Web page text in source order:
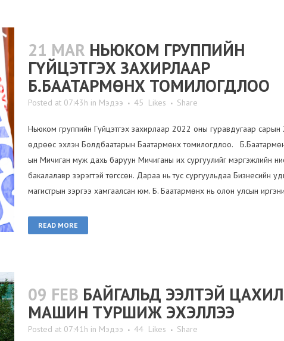
21 MAR НЬЮКОМ ГРУППИЙН
ГҮЙЦЭТГЭХ ЗАХИРЛААР
Б.БААТАРМӨНХ ТОМИЛОГДЛОО
Posted at 07:43h in Мэдээ 45 Likes Share
Ньюком группийн Гүйцэтгэх захирлаар 2022 оны гуравдугаар
өдрөөс эхлэн Болдбаатарын Баатармөнх томилогдлоо.
ын Мичиган муж дахь баруун Мичиганы их сургуулийг мэргэжлийн
бакалалавр зэрэгтэй төгссөн. Дараа нь тус сургуульдаа Бизнесийн
магистрын зэргээ хамгаалсан юм. Б. Баатармөнх нь олон улсын
READ MORE
09 FEB БАЙГАЛЬД ЭЭЛТЭЙ
МАШИН ТУРШИЖ ЭХЭЛЛЭЭ
Posted at 07:41h in Мэдээ 44 Likes Share